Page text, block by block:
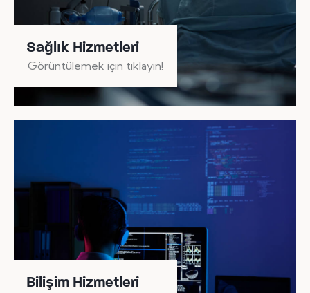
Sağlık Hizmetleri
Görüntülemek için tıklayın!
Bilişim Hizmetleri